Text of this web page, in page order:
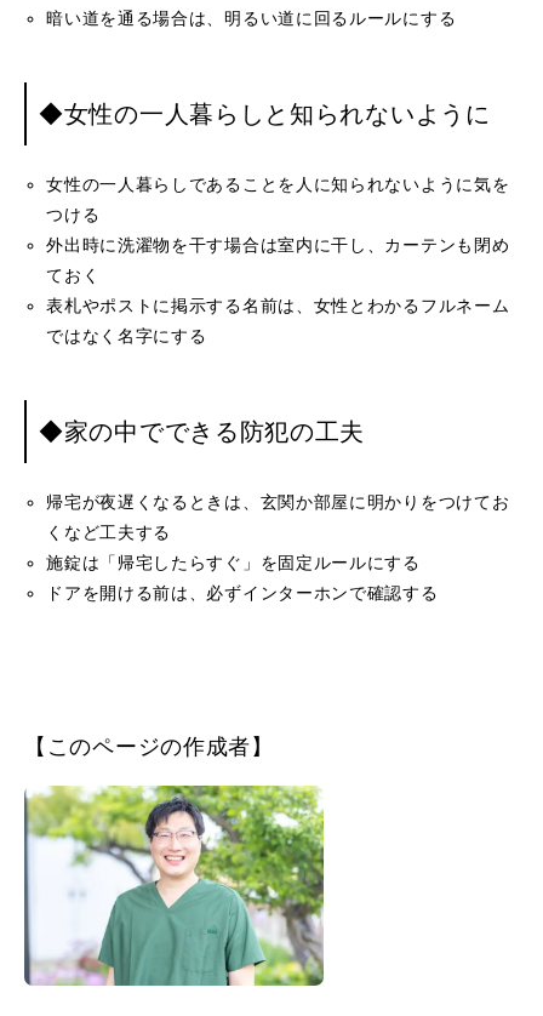
暗い道を通る場合は、明るい道に回るルールにする
◆女性の一人暮らしと知られないように
女性の一人暮らしであることを人に知られないように気を
つける
外出時に洗濯物を干す場合は室内に干し、カーテンも閉め
ておく
表札やポストに掲示する名前は、女性とわかるフルネーム
ではなく名字にする
◆家の中でできる防犯の工夫
帰宅が夜遅くなるときは、玄関か部屋に明かりをつけてお
くなど工夫する
施錠は「帰宅したらすぐ」を固定ルールにする
ドアを開ける前は、必ずインターホンで確認する
【このページの作成者】